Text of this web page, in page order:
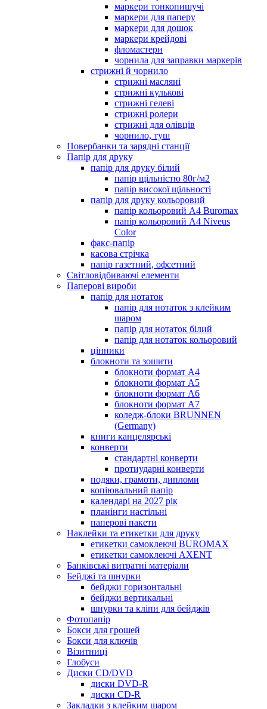
маркери тонкопишучі
маркери для паперу
маркери для дошок
маркери крейдові
фломастери
чорнила для заправки маркерів
стрижні й чорнило
стрижні масляні
стрижні кулькові
стрижні гелеві
стрижні ролери
стрижні для олівців
чорнило, туш
Повербанки та зарядні станції
Папір для друку
папір для друку білий
папір щільністю 80г/м2
папір високої щільності
папір для друку кольоровий
папір кольоровий А4 Buromax
папір кольоровий А4 Niveus
Color
факс-папір
касова стрічка
папір газетний, офсетний
Світловідбиваючі елементи
Паперові вироби
папір для нотаток
папір для нотаток з клейким
шаром
папір для нотаток білий
папір для нотаток кольоровий
цінники
блокноти та зошити
блокноти формат А4
блокноти формат А5
блокноти формат А6
блокноти формат А7
коледж-блоки BRUNNEN
(Germany)
книги канцелярські
конверти
стандартні конверти
протиударні конверти
подяки, грамоти, дипломи
копіювальний папір
календарі на 2027 рік
планінги настільні
паперові пакети
Наклейки та етикетки для друку
етикетки самоклеючі BUROMAX
етикетки самоклеючі AXENT
Банківські витратні матеріали
Бейджі та шнурки
бейджи горизонтальні
бейджи вертикальні
шнурки та кліпи для бейджів
Фотопапір
Бокси для грошей
Бокси для ключів
Візитниці
Глобуси
Диски CD/DVD
диски DVD-R
диски CD-R
Закладки з клейким шаром